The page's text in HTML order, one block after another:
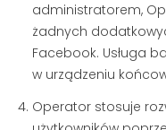
administratorem,
żadnych
Facebook. Usługa
w urządzeniu
Operator stosuje